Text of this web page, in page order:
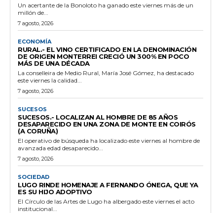
Un acertante de la Bonoloto ha ganado este viernes más de un
millón de...
7 agosto, 2026
ECONOMÍA
RURAL.- EL VINO CERTIFICADO EN LA DENOMINACIÓN
DE ORIGEN MONTERREI CRECIÓ UN 300% EN POCO
MÁS DE UNA DÉCADA
La conselleira de Medio Rural, María José Gómez, ha destacado
este viernes la calidad...
7 agosto, 2026
SUCESOS
SUCESOS.- LOCALIZAN AL HOMBRE DE 85 AÑOS
DESAPARECIDO EN UNA ZONA DE MONTE EN COIRÓS
(A CORUÑA)
El operativo de búsqueda ha localizado este viernes al hombre de
avanzada edad desaparecido...
7 agosto, 2026
SOCIEDAD
LUGO RINDE HOMENAJE A FERNANDO ÓNEGA, QUE YA
ES SU HIJO ADOPTIVO
El Círculo de las Artes de Lugo ha albergado este viernes el acto
institucional...